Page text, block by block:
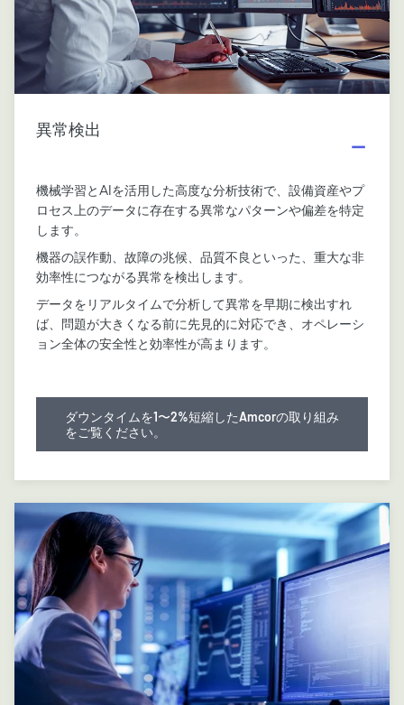
異常検出
機械学習とAIを活用した高度な分析技術で、設備資産やプ
ロセス上のデータに存在する異常なパターンや偏差を特定
します。
機器の誤作動、故障の兆候、品質不良といった、重大な非
効率性につながる異常を検出します。
データをリアルタイムで分析して異常を早期に検出すれ
ば、問題が大きくなる前に先見的に対応でき、オペレーシ
ョン全体の安全性と効率性が高まります。
ダウンタイムを1〜2%短縮したAmcorの取り組み
をご覧ください。